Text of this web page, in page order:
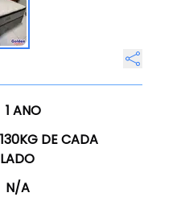
1 ANO
130KG DE CADA
LADO
N/A